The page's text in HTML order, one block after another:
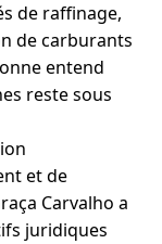
de raffinage,
de carburants
entend
reste sous
et de
Carvalho a
juridiques